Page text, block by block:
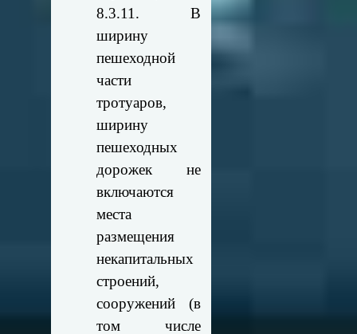
8.3.11. В
ширину
пешеходной
части
тротуаров,
ширину
пешеходных
дорожек не
включаются
места
размещения
некапитальных
строений,
сооружений (в
том числе